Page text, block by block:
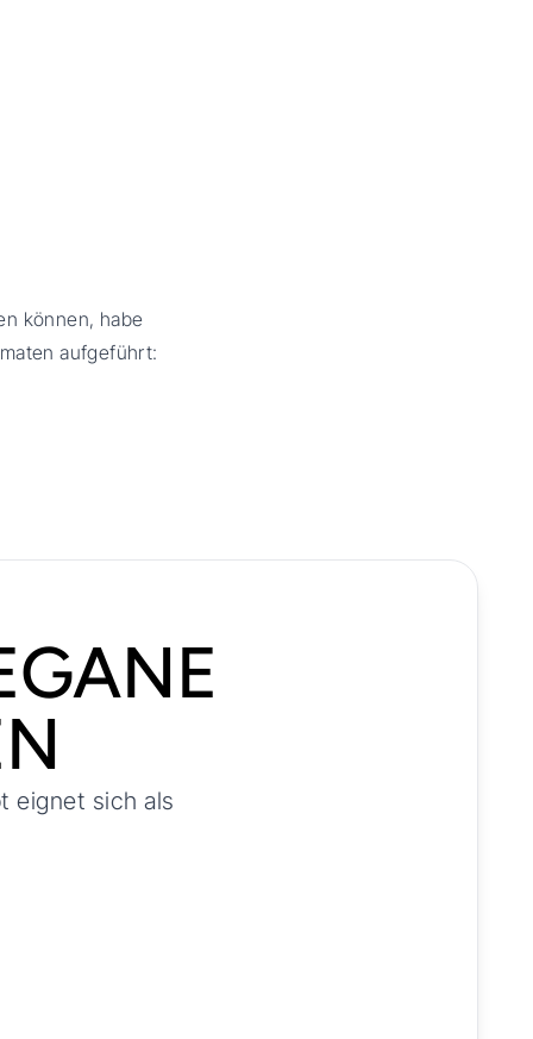
können, habe
aufgeführt:
eignet sich als